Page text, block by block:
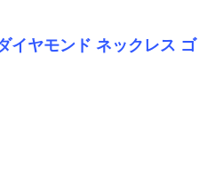
イヤモンド ネックレス ゴ